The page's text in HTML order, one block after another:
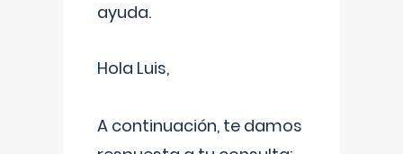
ayuda.
Hola Luis,
A continuación, te damos